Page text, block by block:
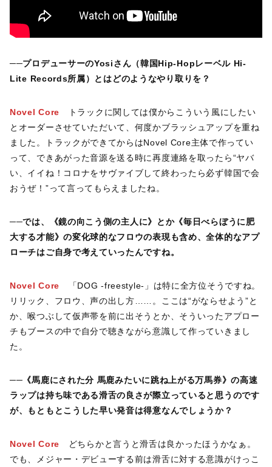
──プロデューサーのYosiさん（韓国Hip-Hopレーベル Hi-
Lite Records所属）とはどのようなやり取りを？
Novel Core
トラックに関しては僕からこういう風にしたい
とオーダーさせていただいて、何度かブラッシュアップを重ね
ました。トラックができてからはNovel Core主体で作ってい
って、できあがった音源を送る時に再度連絡を取ったら“ヤバ
い、イイね！コロナをサヴァイブして終わったら必ず韓国で会
おうぜ！”って言ってもらえましたね。
──では、《鏡の向こう側の主人に》とか《毎日べらぼうに肥
大する才能》の変化球的なフロウの表現も含め、全体的なアプ
ローチはご自身で考えていったんですね。
Novel Core
「DOG -freestyle-」は特に全方位そうですね。
リリック、フロウ、声の出し方……。ここは“がならせよう”と
か、喉つぶして仮声帯を前に出そうとか、そういったアプロー
チもブースの中で自分で聴きながら意識して作っていきまし
た。
── 《馬鹿にされた分 馬鹿みたいに跳ね上がる万馬券》の高速
ラップは持ち味である滑舌の良さが際立っていると思うのです
が、もともとこうした早い発音は得意なんでしょうか？
Novel Core
どちらかと言うと滑舌は良かったほうかなぁ。
でも、メジャー・デビューする前は滑舌に対する意識がけっこ